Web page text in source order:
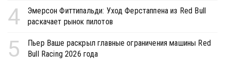
4
Эмерсон Фиттипальди: Уход Ферстаппена из Red Bull
раскачает рынок пилотов
5
Пьер Ваше раскрыл главные ограничения машины Red
Bull Racing 2026 года